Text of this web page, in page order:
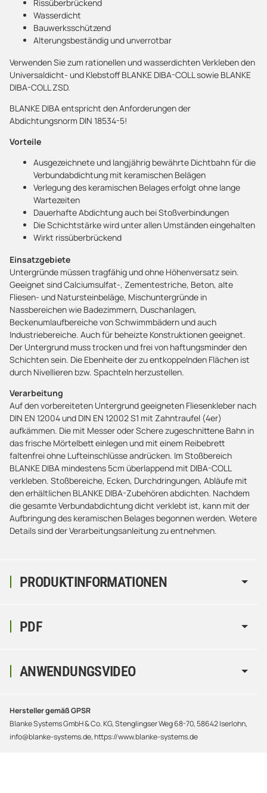
PRODUKTINFORMATIONEN
Rissüberbrückend
Wasserdicht
Bauwerksschützend
Alterungsbeständig und unverrotbar
Verwenden Sie zum rationellen und wasserdichten Verkleben den
Universaldicht- und Klebstoff BLANKE DIBA-COLL sowie BLANKE
DIBA-COLL ZSD.
BLANKE DIBA entspricht den Anforderungen der
Abdichtungsnorm DIN 18534-5!
Vorteile
Ausgezeichnete und langjährig bewährte Dichtbahn für die
Verbundabdichtung mit keramischen Belägen
Verlegung des keramischen Belages erfolgt ohne lange
Wartezeiten
Dauerhafte Abdichtung auch bei Stoßverbindungen
Die Schichtstärke wird unter allen Umständen eingehalten
Wirkt rissüberbrückend
Einsatzgebiete
Untergründe müssen tragfähig und ohne Höhenversatz sein.
Geeignet sind Calciumsulfat-, Zementestriche, Beton, alte
Fliesen- und Natursteinbeläge, Mischuntergründe in
Nassbereichen wie Badezimmern, Duschanlagen,
Beckenumlaufbereiche von Schwimmbädern und auch
Industriebereiche. Auch für beheizte Konstruktionen geeignet.
Der Untergrund muss trocken und frei von haftungsminder den
Schichten sein. Die Ebenheite der zu entkoppelnden Flächen ist
durch Nivellieren bzw. Spachteln herzustellen.
Verarbeitung
Auf den vorbereiteten Untergrund geeigneten Fliesenkleber nach
DIN EN 12004 und DIN EN 12002 S1 mit Zahntraufel (4er)
aufkämmen. Die mit Messer oder Schere zugeschnittene Bahn in
das frische Mörtelbett einlegen und mit einem Reibebrett
faltenfrei ohne Lufteinschlüsse andrücken. Im Stoßbereich
BLANKE DIBA mindestens 5cm überlappend mit DIBA-COLL
verkleben. Stoßbereiche, Ecken, Durchdringungen, Abläufe mit
den erhältlichen BLANKE DIBA-Zubehören abdichten. Nachdem
die gesamte Verbundabdichtung dicht verklebt ist, kann mit der
Aufbringung des keramischen Belages begonnen werden. Wetere
Details sind der Verarbeitungsanleitung zu entnehmen.
PDF
ANWENDUNGSVIDEO
Hersteller gemäß GPSR
Blanke Systems GmbH & Co. KG, Stenglingser Weg 68-70, 58642 Iserlohn,
info@blanke-systems.de, https://www.blanke-systems.de